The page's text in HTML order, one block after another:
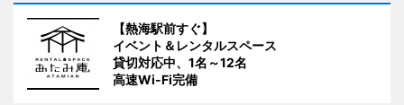
【熱海駅前すぐ】
イベント＆レンタルスペース
貸切対応中、1名～12名
高速Wi-Fi完備